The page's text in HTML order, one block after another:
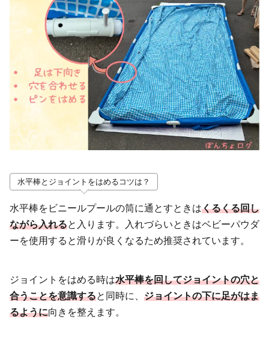
水平棒とジョイントをはめるコツは？
水平棒をビニールプールの筒に通とすときはくるくる回し
ながら入れると入ります。入れづらいときはベビーパウダ
ーを使用すると滑りが良くなるため推奨されています。
ジョイントをはめる時は水平棒を回してジョイントの穴と
合うことを意識すると同時に、 ジョイントの下に足がはま
るように向きを整えます。